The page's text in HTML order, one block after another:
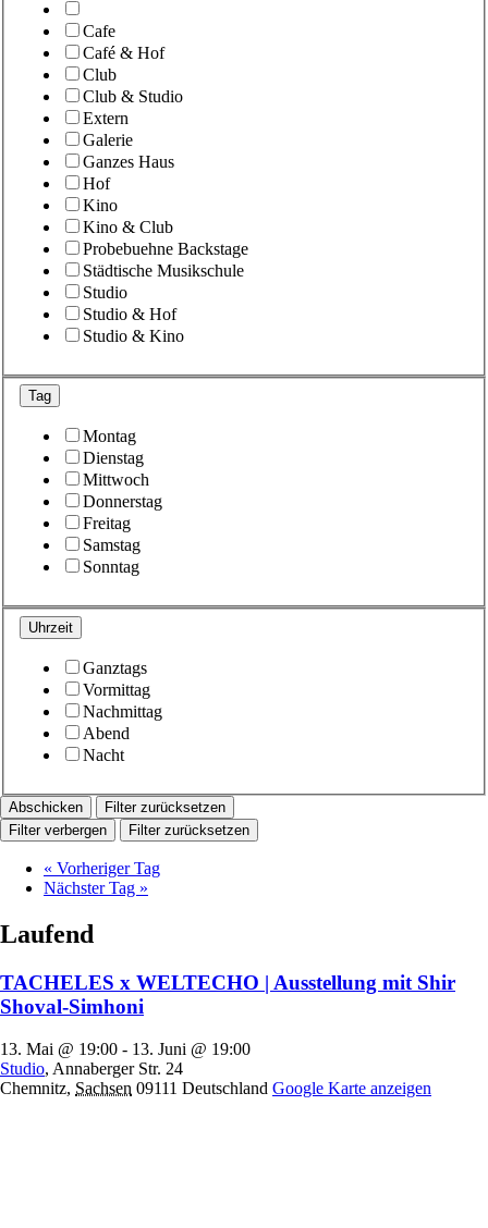
Cafe
Café & Hof
Club
Club & Studio
Extern
Galerie
Ganzes Haus
Hof
Kino
Kino & Club
Probebuehne Backstage
Städtische Musikschule
Studio
Studio & Hof
Studio & Kino
Tag
Montag
Dienstag
Mittwoch
Donnerstag
Freitag
Samstag
Sonntag
Uhrzeit
Ganztags
Vormittag
Nachmittag
Abend
Nacht
Filter zurücksetzen
Filter verbergen
Filter zurücksetzen
« Vorheriger Tag
Nächster Tag »
Laufend
TACHELES x WELTECHO | Ausstellung mit Shir
Shoval-Simhoni
13. Mai @ 19:00 - 13. Juni @ 19:00
Studio, Annaberger Str. 24
Chemnitz, Sachsen 09111 Deutschland Google Karte anzeigen